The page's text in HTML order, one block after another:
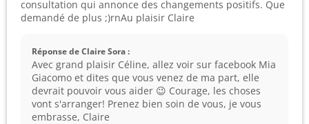
consultation qui annonce des changements positifs. Que
demandé de plus ;)rnAu plaisir Claire
Réponse de Claire Sora :
Avec grand plaisir Céline, allez voir sur facebook Mia
Giacomo et dites que vous venez de ma part, elle
devrait pouvoir vous aider 😉 Courage, les choses
vont s'arranger! Prenez bien soin de vous, je vous
embrasse, Claire